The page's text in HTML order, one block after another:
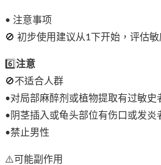
• 注意事项
🚫 初步使用建议从1下开始，评估
6️⃣ 注意
🚫不适合人群
•对局部麻醉剂或植物提取有过敏史
•阴茎插入或龟头部位有伤口或发炎
•禁止男性
⚠️可能副作用